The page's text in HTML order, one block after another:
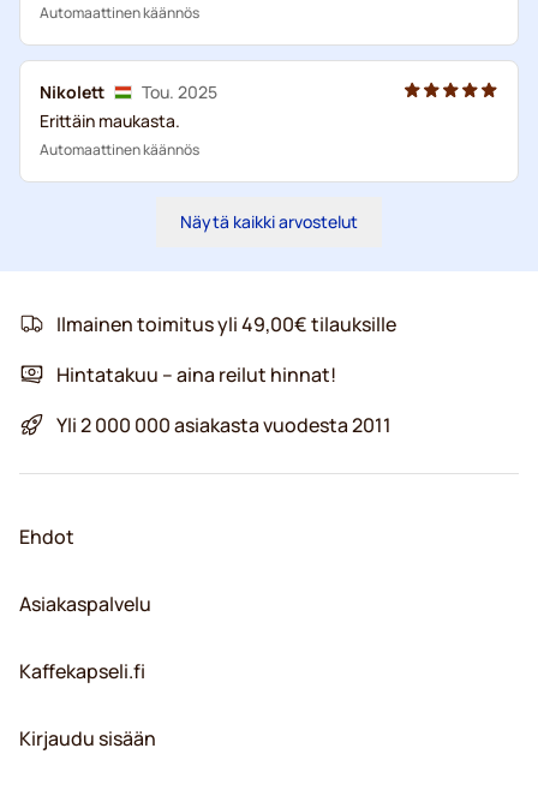
Automaattinen käännös
Nikolett
Tou. 2025
Erittäin maukasta.
Automaattinen käännös
Näytä kaikki arvostelut
Ilmainen toimitus yli 49,00€ tilauksille
Hintatakuu – aina reilut hinnat!
Yli 2 000 000 asiakasta vuodesta 2011
Ehdot
Asiakaspalvelu
Kaffekapseli.fi
Kirjaudu sisään